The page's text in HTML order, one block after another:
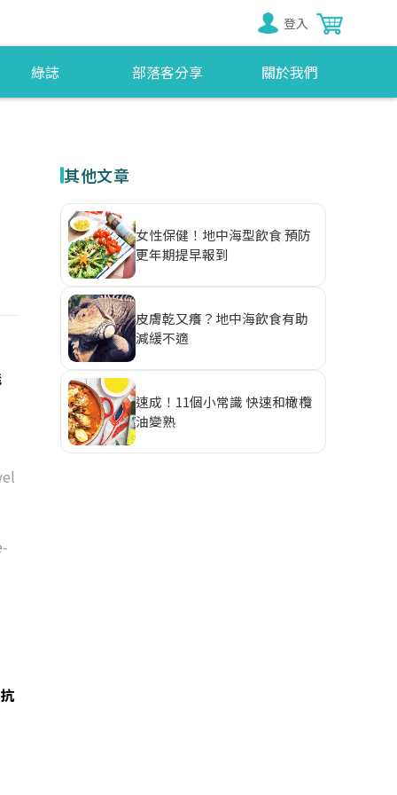
登入
綠誌 部落客分享 關於我們
其他文章
女性保健！地中海型飲食 預防
更年期提早報到
皮膚乾又癢？地中海飲食有助
減緩不適
速成！11個小常識 快速和橄欖
油變熟